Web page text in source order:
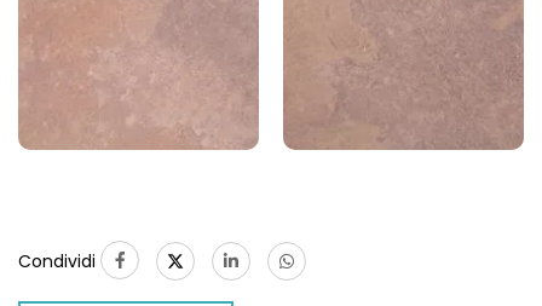
Condividi